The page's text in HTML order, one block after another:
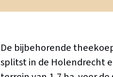
De bijbehorende
splitst in de Holendrecht